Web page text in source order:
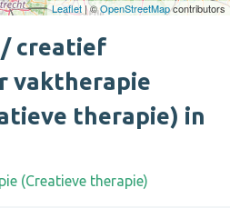
Leaflet| ©OpenStreetMapcontributors
creatief
vaktherapie
therapie) in
(Creatieve therapie)